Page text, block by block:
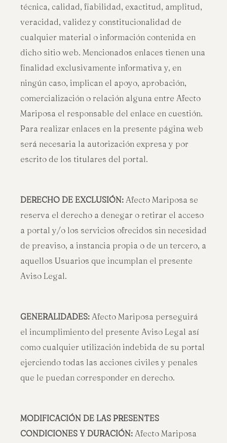
técnica, calidad, fiabilidad, exactitud, amplitud,
veracidad, validez y constitucionalidad de
cualquier material o información contenida en
dicho sitio web. Mencionados enlaces tienen una
finalidad exclusivamente informativa y, en
ningún caso, implican el apoyo, aprobación,
comercialización o relación alguna entre Afecto
Mariposa el responsable del enlace en cuestión.
Para realizar enlaces en la presente página web
será necesaria la autorización expresa y por
escrito de los titulares del portal.
DERECHO DE EXCLUSIÓN: Afecto Mariposa se
reserva el derecho a denegar o retirar el acceso
a portal y/o los servicios ofrecidos sin necesidad
de preaviso, a instancia propia o de un tercero, a
aquellos Usuarios que incumplan el presente
Aviso Legal.
GENERALIDADES: Afecto Mariposa perseguirá
el incumplimiento del presente Aviso Legal así
como cualquier utilización indebida de su portal
ejerciendo todas las acciones civiles y penales
que le puedan corresponder en derecho.
MODIFICACIÓN DE LAS PRESENTES
CONDICIONES Y DURACIÓN: Afecto Mariposa